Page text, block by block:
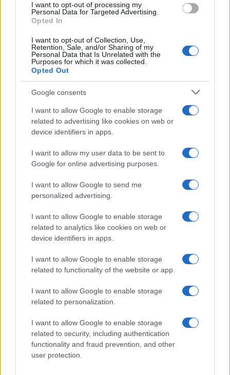
I want to opt-out of processing my
Personal Data for Targeted Advertising.
Opted In
I want to opt-out of Collection, Use,
Retention, Sale, and/or Sharing of my
Personal Data that Is Unrelated with the
Purposes for which it was collected.
Opted Out
Google consents
I want to allow Google to enable storage
related to advertising like cookies on web or
device identifiers in apps.
I want to allow my user data to be sent to
Google for online advertising purposes.
I want to allow Google to send me
personalized advertising.
I want to allow Google to enable storage
related to analytics like cookies on web or
device identifiers in apps.
I want to allow Google to enable storage
related to functionality of the website or app.
I want to allow Google to enable storage
related to personalization.
I want to allow Google to enable storage
related to security, including authentication
functionality and fraud prevention, and other
user protection.
Condividi l'articolo
a
ce
b
o
o
k
w
it
te
r
Pi
n
te
re
st
W
h
at
s
p
p
S
h
a
re
Articolo precedente
Prossimo articolo
NOTIZIE RECENTI
Controlli rafforzati in Costa Smeralda, 20
arresti e 135 denunce
Tre milioni di euro dalla Provincia Gallura per
Incidente sulla provinciale 125, paura tra Olbia e
Arzachena
Incidente sulla strada provinciale ad Arzachena,
un ferito
Sangue, musica e solidarietà con Avis Olbia al
Delta Center